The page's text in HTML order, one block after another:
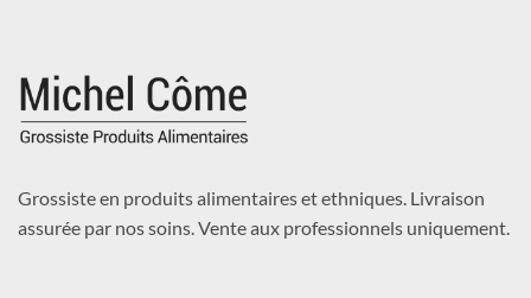
Grossiste en produits alimentaires et ethniques. Livraison
assurée par nos soins. Vente aux professionnels uniquement.